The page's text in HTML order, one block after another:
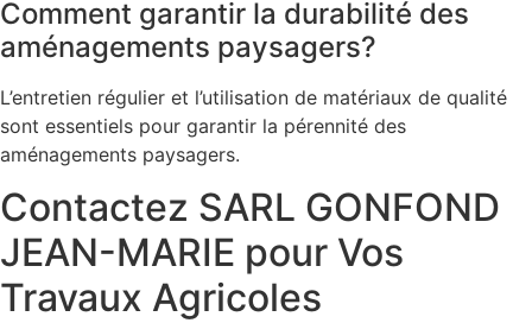
Comment garantir la durabilité des
aménagements paysagers?
L’entretien régulier et l’utilisation de matériaux de qualité
sont essentiels pour garantir la pérennité des
aménagements paysagers.
Contactez SARL GONFOND
JEAN-MARIE pour Vos
Travaux Agricoles